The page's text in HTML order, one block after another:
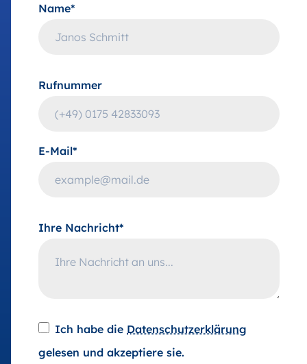
Name*
Rufnummer
E-Mail*
Ihre Nachricht*
Ich habe die Datenschutzerklärung
gelesen und akzeptiere sie.